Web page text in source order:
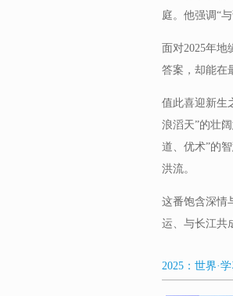
庭。他强调“
面对2025年
答案，却能在
值此喜迎新生
浪滔天”的壮
道、优术”的
洪流。
这番饱含深情
运、与长江共
2025：世界·